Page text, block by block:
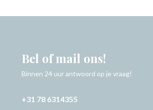
Bel of mail ons!
Binnen 24 uur antwoord op je vraag!
+31 78 6314355